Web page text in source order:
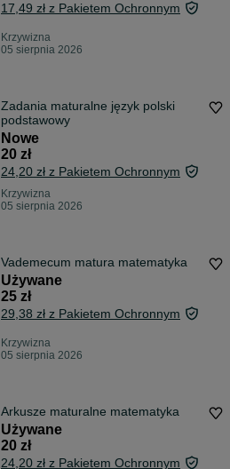
17,49 zł z Pakietem Ochronnym
Krzywizna
05 sierpnia 2026
Zadania maturalne język polski
podstawowy
Nowe
20 zł
24,20 zł z Pakietem Ochronnym
Krzywizna
05 sierpnia 2026
Vademecum matura matematyka
Używane
25 zł
29,38 zł z Pakietem Ochronnym
Krzywizna
05 sierpnia 2026
Arkusze maturalne matematyka
Używane
20 zł
24,20 zł z Pakietem Ochronnym